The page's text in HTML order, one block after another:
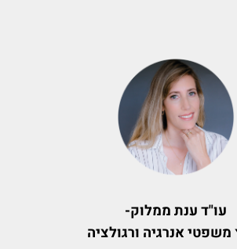
עו"ד ענת ממלוק-
משפטי אנרגיה ורגולציה